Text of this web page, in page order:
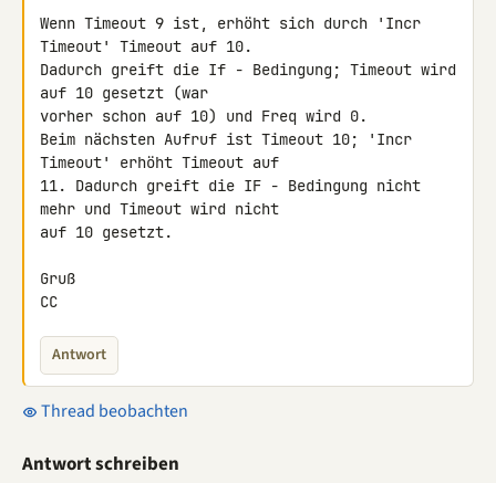
Wenn Timeout 9 ist, erhöht sich durch 'Incr
Timeout' Timeout auf 10.
Dadurch greift die If - Bedingung; Timeout wird
auf 10 gesetzt (war
vorher schon auf 10) und Freq wird 0.
Beim nächsten Aufruf ist Timeout 10; 'Incr
Timeout' erhöht Timeout auf
11. Dadurch greift die IF - Bedingung nicht
mehr und Timeout wird nicht
auf 10 gesetzt.
Gruß
CC
Antwort
Thread beobachten
Antwort schreiben